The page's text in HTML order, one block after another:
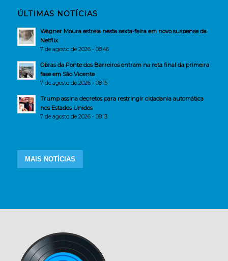
ÚLTIMAS NOTÍCIAS
Wagner Moura estreia nesta sexta-feira em novo suspense da
Netflix
7 de agosto de 2026 - 08:46
Obras da Ponte dos Barreiros entram na reta final da primeira
fase em São Vicente
7 de agosto de 2026 - 08:15
Trump assina decretos para restringir cidadania automática
nos Estados Unidos
7 de agosto de 2026 - 08:13
MAIS NOTÍCIAS